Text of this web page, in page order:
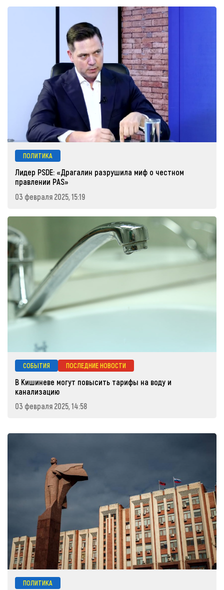
ПОЛИТИКА
Лидер PSDE: «Драгалин разрушила миф о честном
правлении PAS»
03 февраля 2025, 15:19
СОБЫТИЯ ПОСЛЕДНИЕ НОВОСТИ
В Кишиневе могут повысить тарифы на воду и
канализацию
03 февраля 2025, 14:58
ПОЛИТИКА